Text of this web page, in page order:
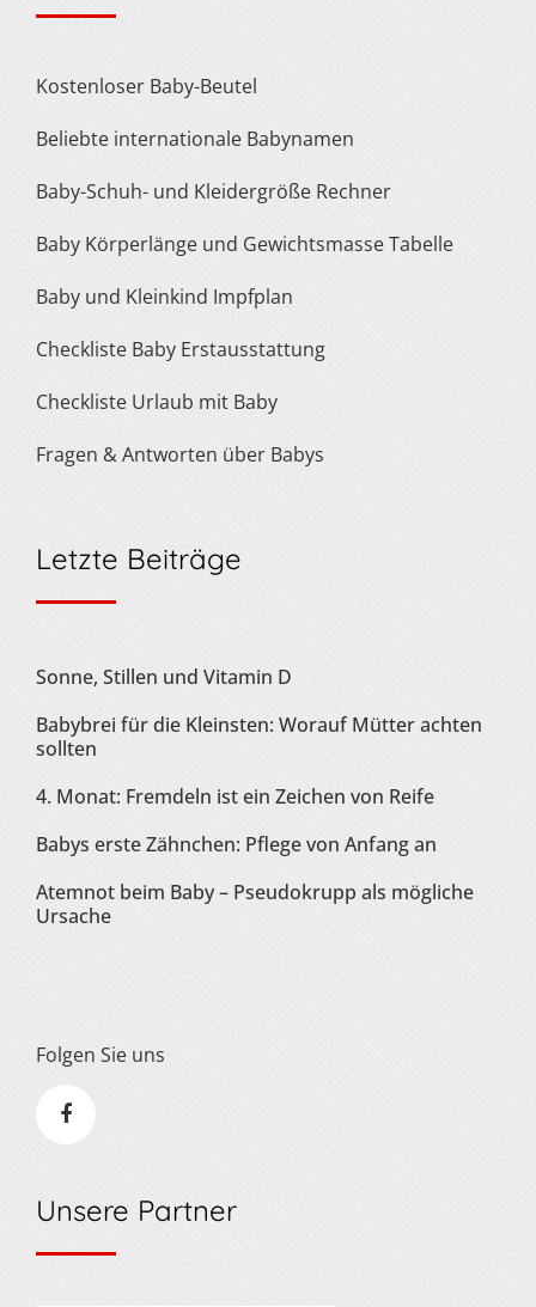
Kostenloser Baby-Beutel
Beliebte internationale Babynamen
Baby-Schuh- und Kleidergröße Rechner
Baby Körperlänge und Gewichtsmasse Tabelle
Baby und Kleinkind Impfplan
Checkliste Baby Erstausstattung
Checkliste Urlaub mit Baby
Fragen & Antworten über Babys
Letzte Beiträge
Sonne, Stillen und Vitamin D
Babybrei für die Kleinsten: Worauf Mütter achten
sollten
4. Monat: Fremdeln ist ein Zeichen von Reife
Babys erste Zähnchen: Pflege von Anfang an
Atemnot beim Baby – Pseudokrupp als mögliche
Ursache
Folgen Sie uns
Unsere Partner